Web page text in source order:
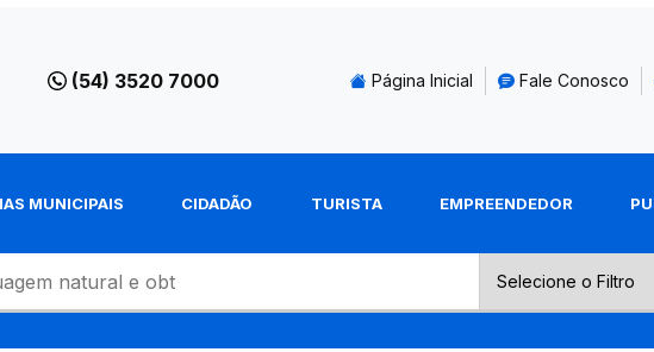
(54) 3520 7000 Página Inicial Fale Conosco
MUNICIPAIS CIDADÃO TURISTA EMPREENDEDOR